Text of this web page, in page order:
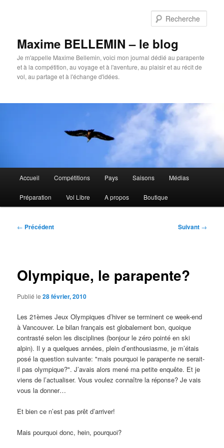
Maxime BELLEMIN – le blog
Je m'appelle Maxime Bellemin, voici mon journal dédié au parapente
et à la compétition, au voyage et à l'aventure, au plaisir et au récit de
vol, au partage et à l'échange d'idées.
principal
Accueil Compétitions Pays Saisons Médias
Préparation Vol Libre A propos Boutique
Navigation
← Précédent Suivant →
Olympique, le parapente?
Publié le28 février, 2010
Les 21èmes Jeux Olympiques d’hiver se terminent ce week-end
à Vancouver. Le bilan français est globalement bon, quoique
contrasté selon les disciplines (bonjour le zéro pointé en ski
alpin). Il y a quelques années, plein d’enthousiasme, je m’étais
posé la question suivante: "mais pourquoi le parapente ne serait-
il pas olympique?". J’avais alors mené ma petite enquête. Et je
viens de l’actualiser. Vous voulez connaître la réponse? Je vais
vous la donner…
Et bien ce n’est pas prêt d’arriver!
Mais pourquoi donc, hein, pourquoi?